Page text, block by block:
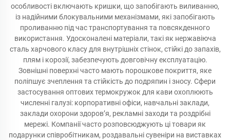
особливості включають кришки, що запобігають виливанню,
із надійними блокувальними механізмами, які запобігають
проливанню під час транспортування та повсякденного
використання. Удосконалені матеріали, такі як нержавіюча
сталь харчового класу для внутрішніх стінок, стійкі до запахів,
плям і корозії, забезпечують довговічну експлуатацію.
Зовнішні поверхні часто мають порошкове покриття, яке
поліпшує зчеплення та стійкість до подряпин і зносу. Сфери
застосування оптових термокружок для кави охоплюють
численні галузі: корпоративні офіси, навчальні заклади,
заклади охорони здоров’я, рекламні заходи та роздрібні
мережі. Компанії часто розповсюджують ці товари як
подарунки співробітникам, роздавальні сувеніри на виставках